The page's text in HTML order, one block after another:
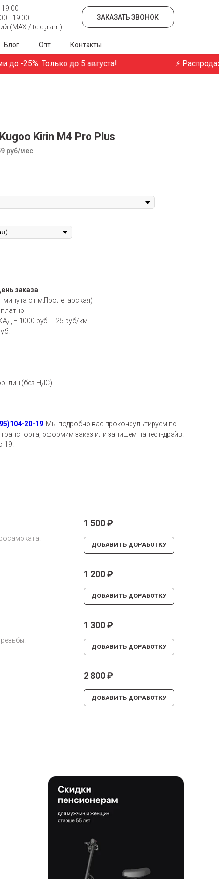
- 19:00
(MAX / telegram)
ЗАКАЗАТЬ ЗВОНОК
Блог Опт Контакты
-25%. Только до 5 августа! ⚡
Kirin M4 Pro Plus
руб/мес
заказа
от м.Пролетарская)
– 1000 руб. + 25 руб/км
лиц (без НДС)
20-19. Мы подробно вас проконсультируем по
оформим заказ или запишем на тест-драйв.
19.
1 500₽
ДОБАВИТЬ ДОРАБОТКУ
1 200₽
ДОБАВИТЬ ДОРАБОТКУ
1 300₽
ДОБАВИТЬ ДОРАБОТКУ
2 800₽
ДОБАВИТЬ ДОРАБОТКУ